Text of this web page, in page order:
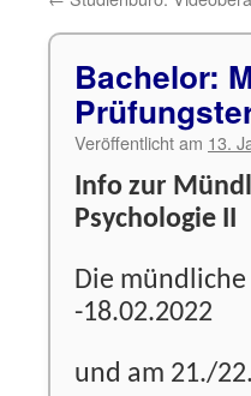
Bachelor:
Veröffentlicht am 13.
Info zur
Psychologie II
Die mündliche
-18.02.2022
und am 21./